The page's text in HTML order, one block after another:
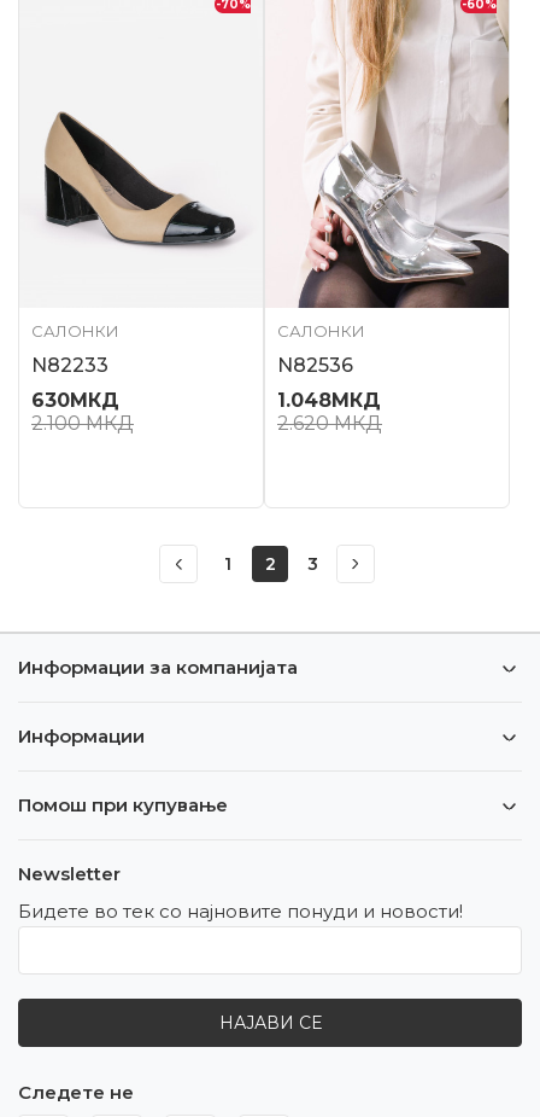
-70%
САЛОНКИ
N82233
630МКД
2.100МКД
-60%
САЛОНКИ
N82536
1.048МКД
2.620МКД
1 2 3
Информации за компанијата
Информации
Помош при купување
Newsletter
Бидете во тек со најновите понуди и новости!
НАЈАВИ СЕ
Следете не